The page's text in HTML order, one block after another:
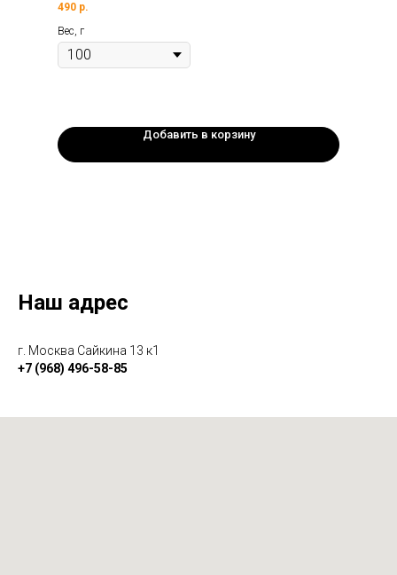
490 р.
Вес, г
Добавить в корзину
Наш адрес
г. Москва Сайкина 13 к1
+7 (968) 496-58-85